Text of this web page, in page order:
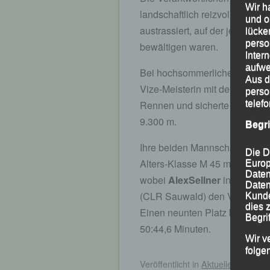
landschaftlich reizvolle
austrassiert, auf der je nach
bewältigen waren.
Bei hochsommerlichen
Vize-Meisterin mit der 10-km-
Rennen und sicherte sich
9.300 m.
Ihre beiden
Alters-Klasse M 45 mit
wobei AlexSellner in der
(CLR Sauwald) den Vortritt
Einen neunten Platz belegte
50:44,6 Minuten.
Veröffentlicht in Aktuelles
Wir
und
Aus
Die
dies
Wir